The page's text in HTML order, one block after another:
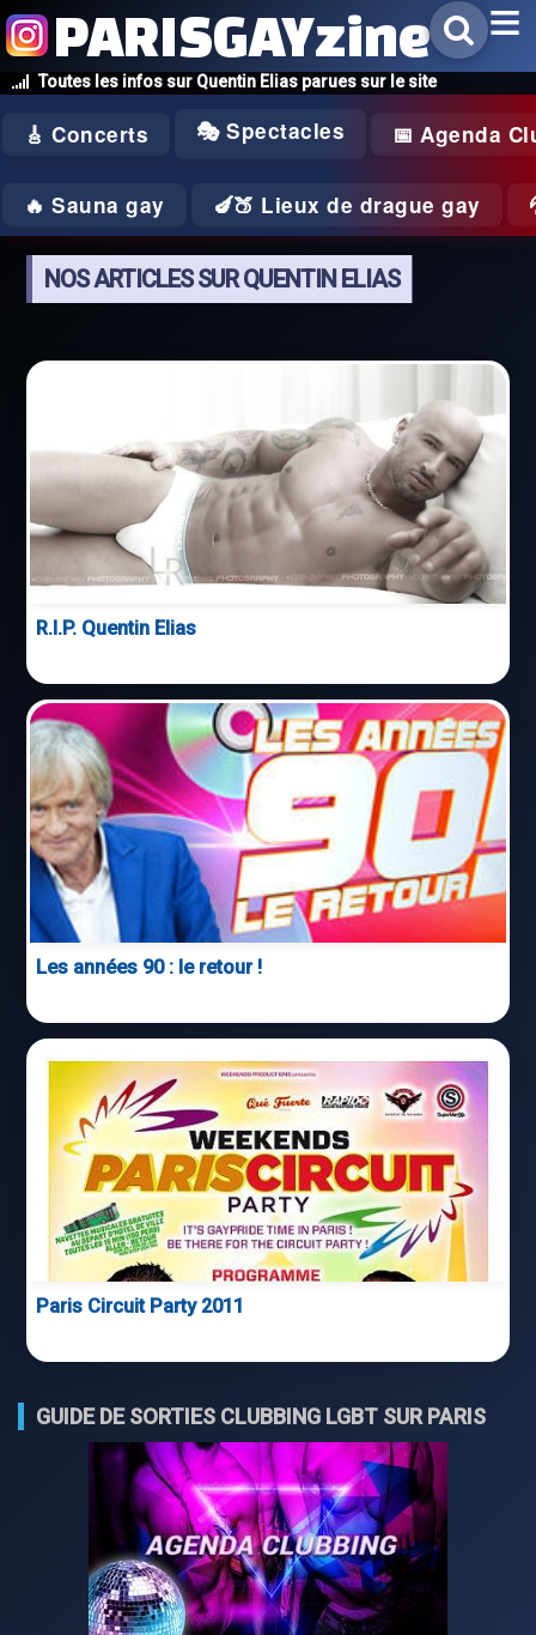
Toutes les infos sur Quentin Elias parues sur le site
PARISGAYzine
🎸 Concerts 🎭 Spectacles 📅 Agenda
🔥 Sauna gay 🍆🍑 Lieux de drague gay
NOS ARTICLES SUR QUENTIN ELIAS
R.I.P. Quentin Elias
Les années 90 : le retour !
Paris Circuit Party 2011
GUIDE DE SORTIES CLUBBING LGBT SUR PARIS